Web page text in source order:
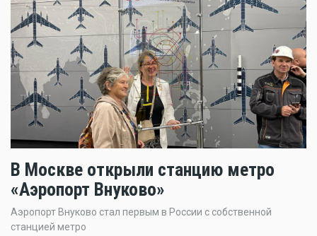
В Москве открыли станцию метро
«Аэропорт Внуково»
Аэропорт Внуково стал первым в России с собственной
станцией метро